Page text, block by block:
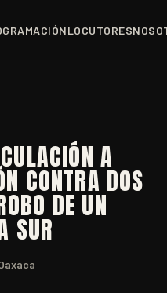
LOCUTORES
A
CONTRA DOS
DE UN
SUR